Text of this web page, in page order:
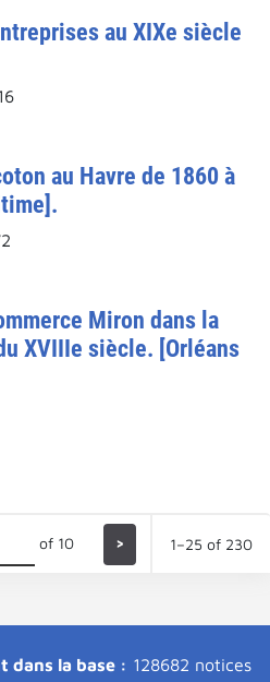
au XIXe siècle
au Havre de 1860 à
Miron dans la
XVIIIe siècle. [Orléans
of 10 > 1–25 of 230
dans la base : 128682 notices